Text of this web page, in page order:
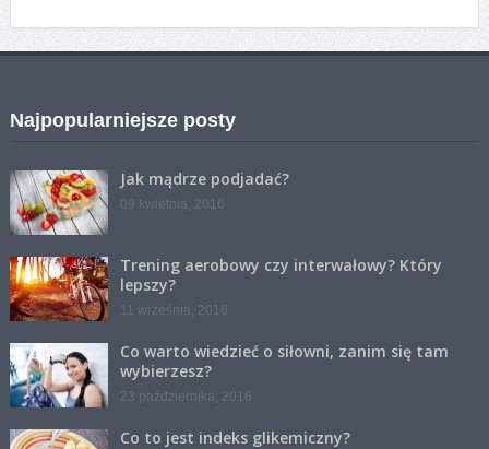
Najpopularniejsze posty
Jak mądrze podjadać?
09 kwietnia, 2016
Trening aerobowy czy interwałowy? Który
lepszy?
11 września, 2016
Co warto wiedzieć o siłowni, zanim się tam
wybierzesz?
23 października, 2016
Co to jest indeks glikemiczny?